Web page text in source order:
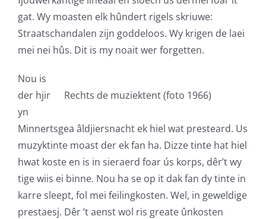
gat. Wy moasten elk hûndert rigels skriuwe:
Straatschandalen zijn goddeloos. Wy krigen de laei
mei nei hûs. Dit is my noait wer forgetten.
Rechts de muziektent (foto 1966)
Nou is
der hjir
yn
Minnertsgea âldjiersnacht ek hiel wat presteard. Us
muzyktinte moast der ek fan ha. Dizze tinte hat hiel
hwat koste en is in sieraerd foar ús korps, dêr’t wy
tige wiis ei binne. Nou ha se op it dak fan dy tinte in
karre sleept, fol mei feilingkosten. Wel, in geweldige
prestaesj. Dêr ’t aenst wol ris greate ûnkosten